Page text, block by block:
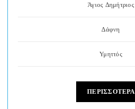
Άγιος Δημήτριος
Δάφνη
Υμηττός
ΠΕΡΙΣΣΟΤΕΡΑ